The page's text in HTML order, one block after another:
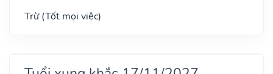
Trừ (Tốt mọi việc)